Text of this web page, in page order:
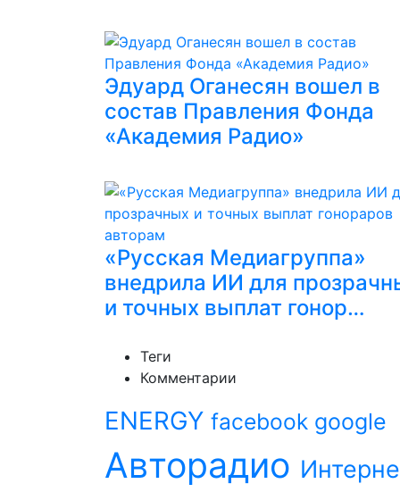
Эдуард Оганесян вошел в
состав Правления Фонда
«Академия Радио»
«Русская Медиагруппа»
внедрила ИИ для
и точных выплат гонор…
Теги
Комментарии
ENERGY facebook google
Авторадио